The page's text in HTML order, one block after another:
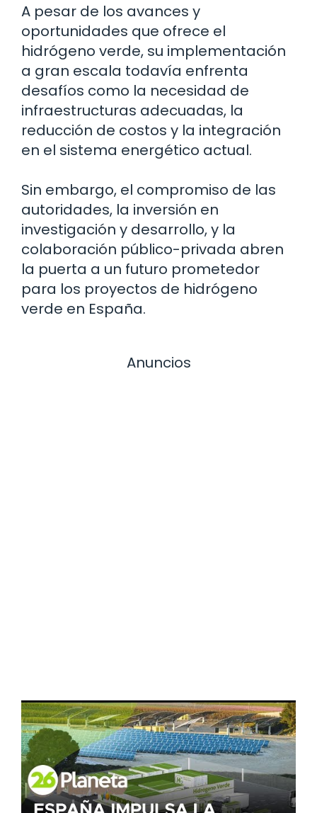
A pesar de los avances y
oportunidades que ofrece el
hidrógeno verde, su implementación
a gran escala todavía enfrenta
desafíos como la necesidad de
infraestructuras adecuadas, la
reducción de costos y la integración
en el sistema energético actual.
Sin embargo, el compromiso de las
autoridades, la inversión en
investigación y desarrollo, y la
colaboración público-privada abren
la puerta a un futuro prometedor
para los proyectos de hidrógeno
verde en España.
Anuncios